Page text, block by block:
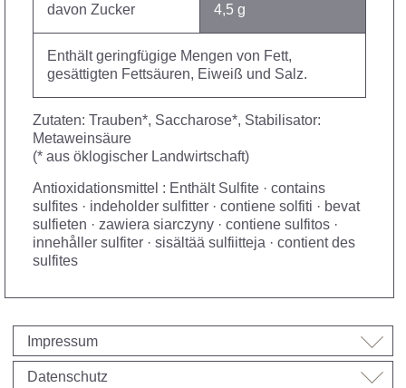
davon Zucker 4,5 g
Enthält geringfügige Mengen von Fett,
gesättigten Fettsäuren, Eiweiß und Salz.
Zutaten: Trauben*, Saccharose*, Stabilisator:
Metaweinsäure
(* aus öklogischer Landwirtschaft)
Antioxidationsmittel : Enthält Sulfite · contains
sulfites · indeholder sulfitter · contiene solfiti · bevat
sulfieten · zawiera siarczyny · contiene sulfitos ·
innehåller sulfiter · sisältää sulfiitteja · contient des
sulfites
Impressum
Datenschutz